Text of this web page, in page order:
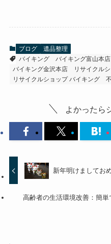
ブログ
遺品整理
バイキング
バイキング富山本店
バイキング金沢本店
リサイクル
リサイクルショップ バイキング
よかったら
新年明けましてお
高齢者の生活環境改善：簡